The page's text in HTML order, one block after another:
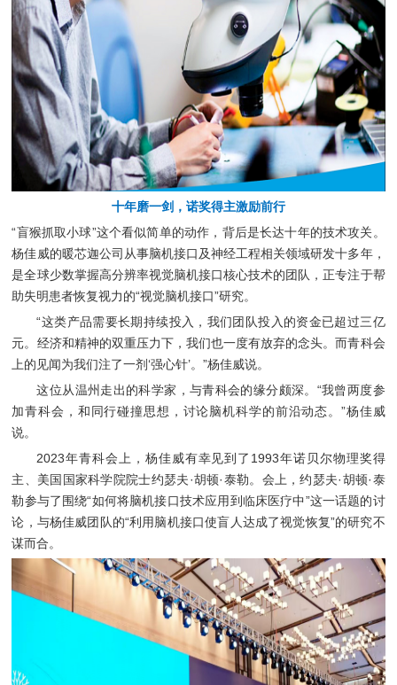
十年磨一剑，诺奖得主激励前行
“盲猴抓取小球”这个看似简单的动作，背后是长达十年的技术攻关。
杨佳威的暖芯迦公司从事脑机接口及神经工程相关领域研发十多年，
是全球少数掌握高分辨率视觉脑机接口核心技术的团队，正专注于帮
助失明患者恢复视力的“视觉脑机接口”研究。
“这类产品需要长期持续投入，我们团队投入的资金已超过三亿
元。经济和精神的双重压力下，我们也一度有放弃的念头。而青科会
上的见闻为我们注了一剂‘强心针’。”杨佳威说。
这位从温州走出的科学家，与青科会的缘分颇深。“我曾两度参
加青科会，和同行碰撞思想，讨论脑机科学的前沿动态。”杨佳威
说。
2023年青科会上，杨佳威有幸见到了1993年诺贝尔物理奖得
主、美国国家科学院院士约瑟夫·胡顿·泰勒。会上，约瑟夫·胡顿·泰
勒参与了围绕“如何将脑机接口技术应用到临床医疗中”这一话题的讨
论，与杨佳威团队的“利用脑机接口使盲人达成了视觉恢复”的研究不
谋而合。